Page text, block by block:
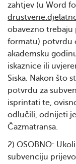
zahtjev (u Word
obavezno trebaju
formatu) potvrdu
akademsku
iskaznice ili
Siska. Nakon što
potvrdu za
isprintati te,
odlučili, odnijeti
Čazmatransa.
2) OSOBNO:
subvenciju